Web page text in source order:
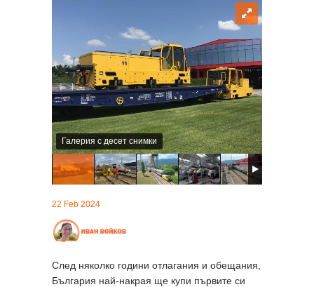
Галерия с десет снимки
22 Feb 2024
След няколко години отлагания и обещания,
България най-накрая ще купи първите си